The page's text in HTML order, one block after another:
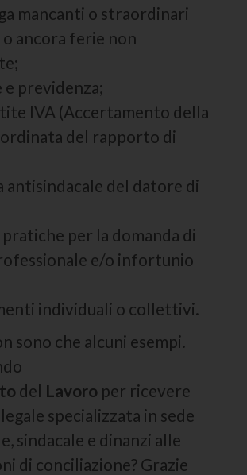
mancanti o straordinari
ancora ferie non
e previdenza;
IVA (Accertamento della
del rapporto di
antisindacale del datore di
per la domanda di
e/o infortunio
individuali o collettivi.
sono che alcuni esempi.
del Lavoro per ricevere
specializzata in sede
sindacale e dinanzi alle
di conciliazione? Grazie